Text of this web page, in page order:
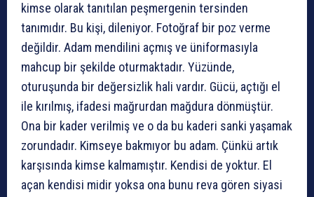
kimse olarak tanıtılan peşmergenin tersinden
tanımıdır. Bu kişi, dileniyor. Fotoğraf bir poz verme
değildir. Adam mendilini açmış ve üniformasıyla
mahcup bir şekilde oturmaktadır. Yüzünde,
oturuşunda bir değersizlik hali vardır. Gücü, açtığı el
ile kırılmış, ifadesi mağrurdan mağdura dönmüştür.
Ona bir kader verilmiş ve o da bu kaderi sanki yaşamak
zorundadır. Kimseye bakmıyor bu adam. Çünkü artık
karşısında kimse kalmamıştır. Kendisi de yoktur. El
açan kendisi midir yoksa ona bunu reva gören siyasi